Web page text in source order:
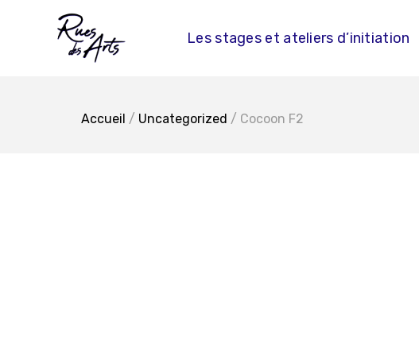
Les stages et ateliers d’initiation
Accueil / Uncategorized / Cocoon F2